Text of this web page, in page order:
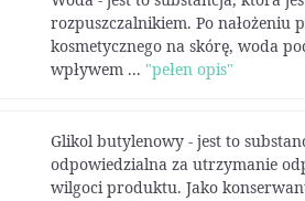
rozpuszczalnikiem. Po nałożeniu
kosmetycznego na skórę, woda
wpływem ... "pełen opis"
Glikol butylenowy - jest to
odpowiedzialna za utrzymanie
wilgoci produktu. Jako